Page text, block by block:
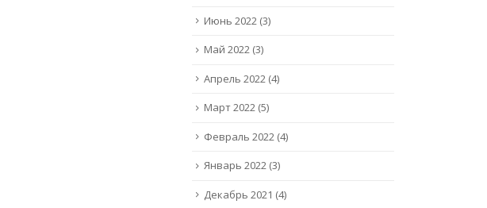
Июнь 2022 (3)
Май 2022 (3)
Апрель 2022 (4)
Март 2022 (5)
Февраль 2022 (4)
Январь 2022 (3)
Декабрь 2021 (4)